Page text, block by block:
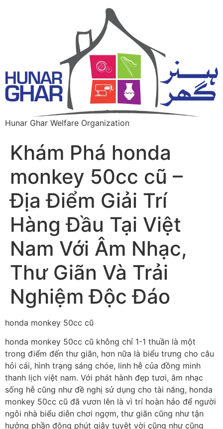
Hunar Ghar Welfare Organization
Khám Phá honda
monkey 50cc cũ –
Địa Điểm Giải Trí
Hàng Đầu Tại Việt
Nam Với Âm Nhạc,
Thư Giãn Và Trải
Nghiệm Độc Đáo
honda monkey 50cc cũ
honda monkey 50cc cũ không chỉ 1-1 thuần là một
trong điểm đến thư giãn, hơn nữa là biểu trưng cho câu
hỏi cái, hình trạng sáng chóe, linh hễ của đồng minh
thanh lịch việt nam. Với phát hành đẹp tươi, âm nhạc
sống hễ cũng như đề nghị sử dụng cho tài năng, honda
monkey 50cc cũ đã vươn lên là vì trí hoàn hảo để người
ngôi nhà biểu diễn chơi ngợm, thư giãn cũng như tận
hưởng phần đông phút giây tuyệt vời cũng như cũng